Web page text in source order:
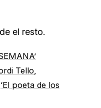
el resto.
Tello
‘El poeta de los